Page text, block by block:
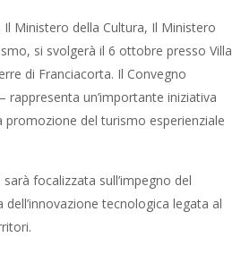
Ministero della Cultura, Il Ministero
si svolgerà il 6 ottobre presso Villa
di Franciacorta. Il Convegno
un’importante iniziativa
promozione del turismo esperienziale
focalizzata sull’impegno del
tecnologica legata al